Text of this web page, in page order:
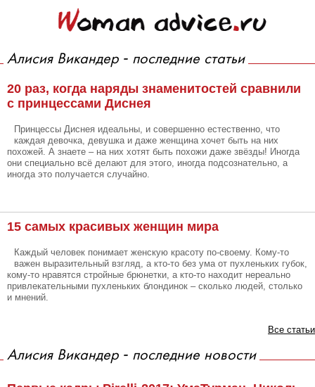
Алисия Викандер - последние статьи
20 раз, когда наряды знаменитостей сравнили
с принцессами Диснея
Принцессы Диснея идеальны, и совершенно естественно, что
каждая девочка, девушка и даже женщина хочет быть на них
похожей. А знаете – на них хотят быть похожи даже звёзды! Иногда
они специально всё делают для этого, иногда подсознательно, а
иногда это получается случайно.
15 самых красивых женщин мира
Каждый человек понимает женскую красоту по-своему. Кому-то
важен выразительный взгляд, а кто-то без ума от пухленьких губок,
кому-то нравятся стройные брюнетки, а кто-то находит нереально
привлекательными пухленьких блондинок – сколько людей, столько
и мнений.
Все статьи
Алисия Викандер - последние новости